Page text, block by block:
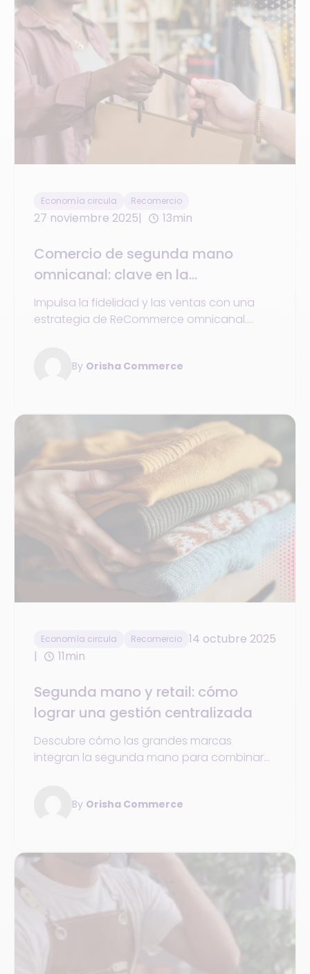
Economía circula Recomercio
27 noviembre 2025 13min
Comercio de segunda mano
omnicanal: clave en la
transformación del retail
Impulsa la fidelidad y las ventas con una
estrategia de ReCommerce omnicanal.
empezar.
By Orisha Commerce
Economía circula Recomercio 14 octubre 2025
11min
Segunda mano y retail: cómo
lograr una gestión centralizada
Descubre cómo las grandes marcas
integran la segunda mano para combinar
By Orisha Commerce